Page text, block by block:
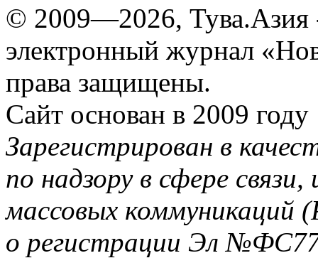
© 2009—2026, Тува.Азия
электронный журнал
права защищены.
Сайт основан в 2009 году
Зарегистрирован в
по надзору в сфере
массовых коммуникаций
о регистрации Эл